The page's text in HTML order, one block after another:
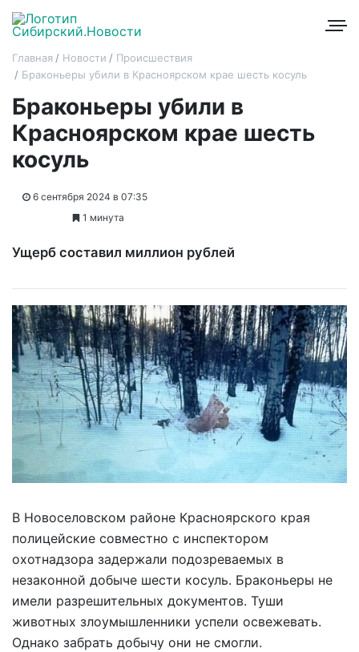
Главная Новости
Происшествия
Браконьеры убили в Красноярском крае шесть косуль
Браконьеры убили в
Красноярском крае шесть
косуль
6 сентября 2024 в 07:35
1 минута
Ущерб составил миллион рублей
В Новоселовском районе Красноярского края
полицейские совместно с инспектором
охотнадзора задержали подозреваемых в
незаконной добыче шести косуль. Браконьеры не
имели разрешительных документов. Туши
животных злоумышленники успели освежевать.
Однако забрать добычу они не смогли.